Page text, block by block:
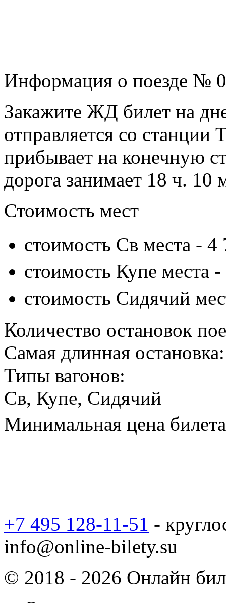
Информация о поезде №
Закажите ЖД билет на
отправляется со
прибывает на конечную
дорога занимает 18 ч. 10
Стоимость мест
стоимость Св места - 4
стоимость Купе места -
стоимость Сидячий
Количество остановок
Самая длинная остановка:
Типы вагонов:
Св, Купе, Сидячий
Минимальная цена билета
+7 495 128-11-51 -
info@online-bilety.su
© 2018 - 2026 Онлайн